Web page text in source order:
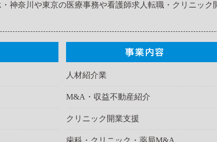
神奈川や東京の医療事務や看護師求人転職・クリニック
人材紹介業
M&A・収益不動産紹介
クリニック開業支援